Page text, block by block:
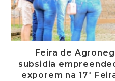
Feira de
subsidia
exporem na 17ª